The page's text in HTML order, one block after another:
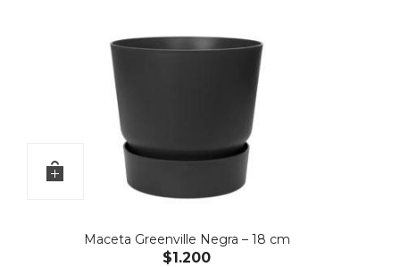
Maceta Greenville Negra – 18 cm
$1.200